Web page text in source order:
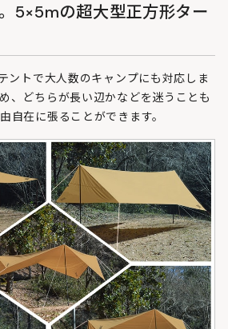
5×5mの超大型正方形ター
ントで大人数のキャンプにも対応しま
、どちらが長い辺かなどを迷うことも
自在に張ることができます。